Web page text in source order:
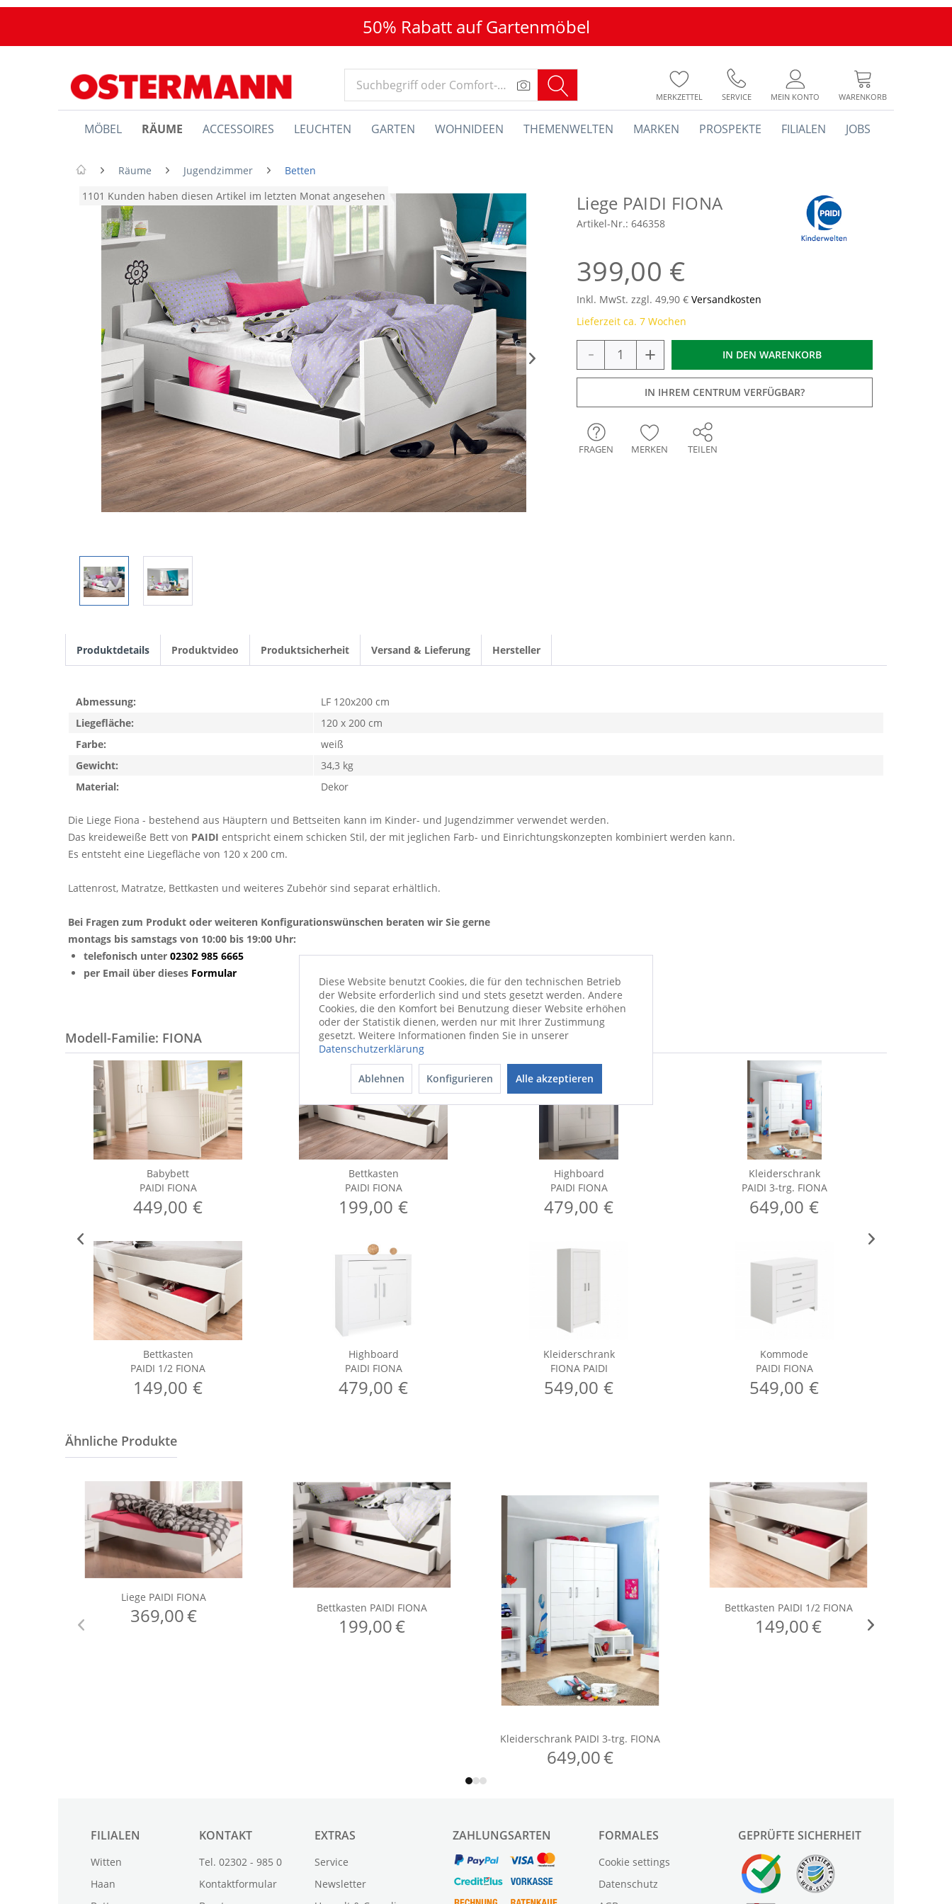
50% Rabatt auf Gartenmöbel
MERKZETTEL SERVICE MEIN KONTO WARENKORB
MÖBEL RÄUME ACCESSOIRES LEUCHTEN GARTEN WOHNIDEEN THEMENWELTEN MARKEN PROSPEKTE FILIALEN JOBS
Räume Jugendzimmer
Betten
1101 Kunden haben diesen Artikel im letzten Monat angesehen
Liege PAIDI FIONA
Artikel-Nr.: 646358
399,00 €
Inkl. MwSt. zzgl. 49,90 € Versandkosten
Lieferzeit ca. 7 Wochen
- + IN DEN WARENKORB
IN IHREM CENTRUM VERFÜGBAR?
FRAGEN MERKEN TEILEN
Produktdetails Produktvideo Produktsicherheit Versand & Lieferung Hersteller
Die Liege Fiona - bestehend aus Häuptern und Bettseiten kann im Kinder- und Jugendzimmer verwendet werden.
Das kreideweiße Bett von PAIDI entspricht einem schicken Stil, der mit jeglichen Farb- und Einrichtungskonzepten kombiniert werden kann.
Es entsteht eine Liegefläche von 120 x 200 cm.
Lattenrost, Matratze, Bettkasten und weiteres Zubehör sind separat erhältlich.
Bei Fragen zum Produkt oder weiteren Konfigurationswünschen beraten wir Sie gerne
montags bis samstags von 10:00 bis 19:00 Uhr:
telefonisch unter 02302 985 6665
per Email über dieses Formular
Abmessung:
LF 120x200 cm
Liegefläche:
120 x 200 cm
Farbe:
weiß
Gewicht:
34,3 kg
Material:
Dekor
Modell-Familie: FIONA
Babybett
PAIDI FIONA
449,00 €
Bettkasten
PAIDI 1/2 FIONA
149,00 €
Bettkasten
PAIDI FIONA
199,00 €
Highboard
PAIDI FIONA
479,00 €
Highboard
PAIDI FIONA
479,00 €
Kleiderschrank
FIONA PAIDI
549,00 €
Kleiderschrank
PAIDI 3-trg. FIONA
649,00 €
Kommode
PAIDI FIONA
549,00 €
FILIALEN
Witten
Haan
KONTAKT
Tel. 02302 - 985 0
Kontaktformular
EXTRAS
Service
Newsletter
ZAHLUNGSARTEN FORMALES
Cookie settings
Datenschutz
GEPRÜFTE SICHERHEIT
Diese Website benutzt Cookies, die für den technischen Betrieb
der Website erforderlich sind und stets gesetzt werden. Andere
Cookies, die den Komfort bei Benutzung dieser Website erhöhen
oder der Statistik dienen, werden nur mit Ihrer Zustimmung
gesetzt. Weitere Informationen finden Sie in unserer
Datenschutzerklärung
Ablehnen Konfigurieren Alle akzeptieren